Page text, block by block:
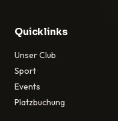
Quicklinks
Unser Club
Sport
Events
Platzbuchung